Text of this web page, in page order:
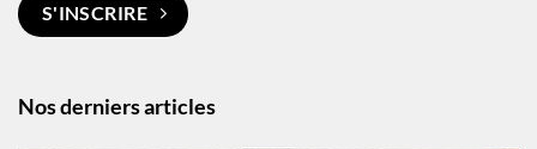
Nos derniers articles
S'INSCRIRE